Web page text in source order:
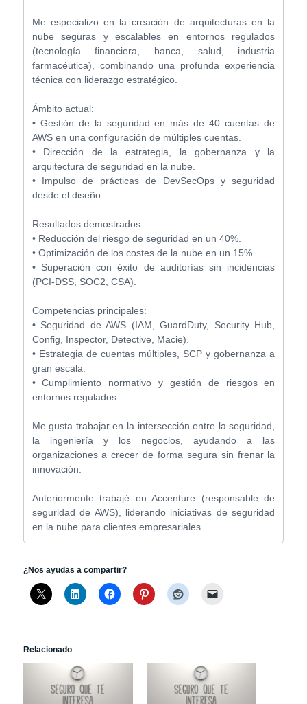
Me especializo en la creación de arquitecturas en la
nube seguras y escalables en entornos regulados
(tecnología financiera, banca, salud, industria
farmacéutica), combinando una profunda experiencia
técnica con liderazgo estratégico.
Ámbito actual:
• Gestión de la seguridad en más de 40 cuentas de
AWS en una configuración de múltiples cuentas.
• Dirección de la estrategia, la gobernanza y la
arquitectura de seguridad en la nube.
• Impulso de prácticas de DevSecOps y seguridad
desde el diseño.
Resultados demostrados:
• Reducción del riesgo de seguridad en un 40%.
• Optimización de los costes de la nube en un 15%.
• Superación con éxito de auditorías sin incidencias
(PCI-DSS, SOC2, CSA).
Competencias principales:
• Seguridad de AWS (IAM, GuardDuty, Security Hub,
Config, Inspector, Detective, Macie).
• Estrategia de cuentas múltiples, SCP y gobernanza a
gran escala.
• Cumplimiento normativo y gestión de riesgos en
entornos regulados.
Me gusta trabajar en la intersección entre la seguridad,
la ingeniería y los negocios, ayudando a las
organizaciones a crecer de forma segura sin frenar la
innovación.
Anteriormente trabajé en Accenture (responsable de
seguridad de AWS), liderando iniciativas de seguridad
en la nube para clientes empresariales.
¿Nos ayudas a compartir?
Relacionado